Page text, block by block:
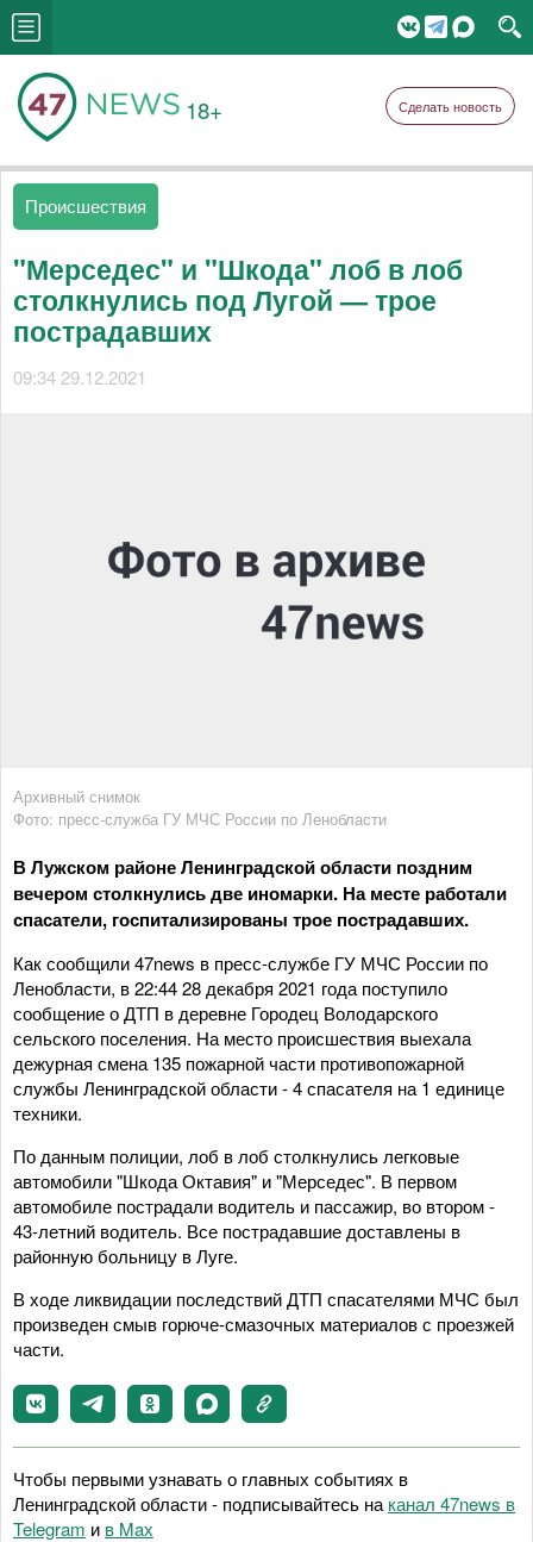
18+ Сделать новость
Происшествия
"Мерседес" и "Шкода" лоб в лоб
столкнулись под Лугой — трое
пострадавших
09:34 29.12.2021
Архивный снимок
Фото: пресс-служба ГУ МЧС России по Ленобласти
В Лужском районе Ленинградской области поздним
вечером столкнулись две иномарки. На месте работали
спасатели, госпитализированы трое пострадавших.
Как сообщили 47news в пресс-службе ГУ МЧС России по
Ленобласти, в 22:44 28 декабря 2021 года поступило
сообщение о ДТП в деревне Городец Володарского
сельского поселения. На место происшествия выехала
дежурная смена 135 пожарной части противопожарной
службы Ленинградской области - 4 спасателя на 1 единице
техники.
По данным полиции, лоб в лоб столкнулись легковые
автомобили "Шкода Октавия" и "Мерседес". В первом
автомобиле пострадали водитель и пассажир, во втором -
43-летний водитель. Все пострадавшие доставлены в
районную больницу в Луге.
В ходе ликвидации последствий ДТП спасателями МЧС был
произведен смыв горюче-смазочных материалов с проезжей
части.
Чтобы первыми узнавать о главных событиях в
Ленинградской области - подписывайтесь на канал 47news в
Telegram и в Maх